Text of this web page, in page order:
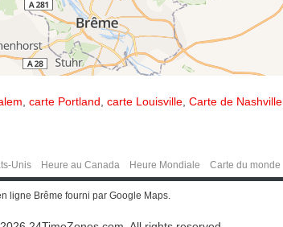
carte Portland carte Louisville Carte de Nashville
Unis Heure au Canada Heure Mondiale Carte du monde
ligne Brême fourni par Google Maps.